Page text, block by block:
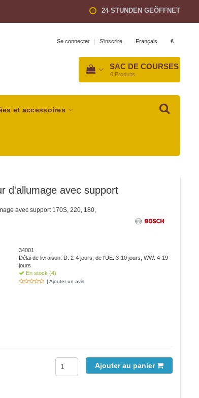
24 STUNDEN GEÖFFNET
Se connecter | S'inscrire Français €
SAC DE COURSES
0 Produits
et accessoires
d'allumage avec support
avec support 170S, 220, 180,
34001
Délai de livraison: D: 2-4 jours, de l'UE: 3-10 jours, WW: 4-19
jours
En stock (4)
| Ajouter un avis
Ajouter au panier